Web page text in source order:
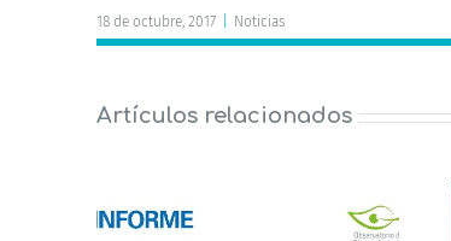
18 de octubre, 2017 Noticias
Artículos relacionados